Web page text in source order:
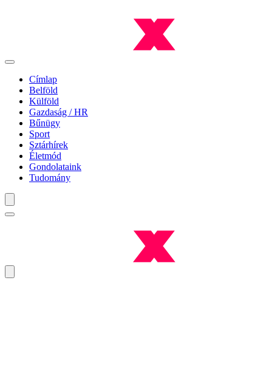
Címlap
Belföld
Külföld
Gazdaság / HR
Bűnügy
Sport
Sztárhírek
Életmód
Gondolataink
Tudomány